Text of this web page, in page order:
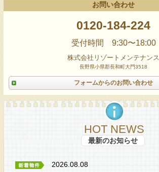
お問い合わせ
0120-184-224
受付時間 9:30〜18:00
株式会社リゾートメンテナンス
長野県小県郡長和町大門3518
フォームからのお問い合わせ
HOT NEWS
最新のお知らせ
2026.08.08